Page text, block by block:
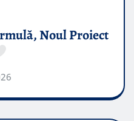
Noul Proiect